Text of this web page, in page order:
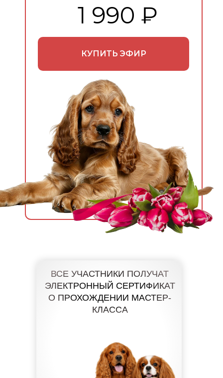
1 990 ₽
КУПИТЬ ЭФИР
ВСЕ УЧАСТНИКИ ПОЛУЧАТ
ЭЛЕКТРОННЫЙ СЕРТИФИКАТ
О ПРОХОЖДЕНИИ МАСТЕР-
КЛАССА